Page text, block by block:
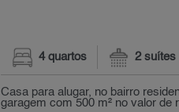
4 quartos 2 suítes
Casa para alugar, no bairro
garagem com 500 m² no valor de